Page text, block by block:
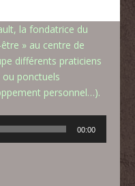
la fondatrice du
» au centre de
différents praticiens
ponctuels
personnel…).
00:00